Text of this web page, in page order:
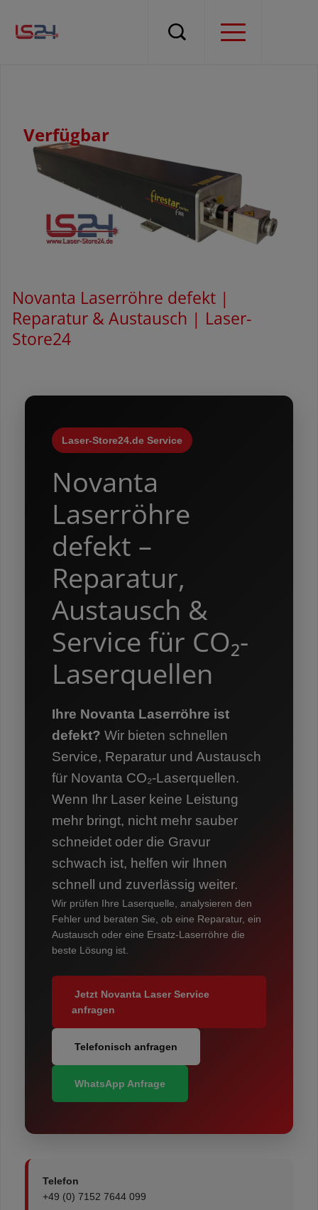
Verfügbar
Novanta Laserröhre defekt |
Reparatur & Austausch | Laser-
Store24
Laser-Store24.de Service
Novanta
Laserröhre
defekt –
Reparatur,
Austausch &
Service für CO₂-
Laserquellen
Ihre Novanta Laserröhre ist
defekt? Wir bieten schnellen
Service, Reparatur und Austausch
für Novanta CO₂-Laserquellen.
Wenn Ihr Laser keine Leistung
mehr bringt, nicht mehr sauber
schneidet oder die Gravur
schwach ist, helfen wir Ihnen
schnell und zuverlässig weiter.
Wir prüfen Ihre Laserquelle, analysieren den
Fehler und beraten Sie, ob eine Reparatur, ein
Austausch oder eine Ersatz-Laserröhre die
beste Lösung ist.
Jetzt Novanta Laser Service
anfragen
Telefonisch anfragen
WhatsApp Anfrage
Telefon
+49 (0) 7152 7644 099